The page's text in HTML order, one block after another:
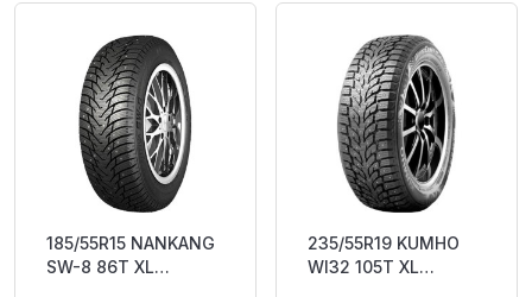
185/55R15 NANKANG
SW-8 86T XL
235/55R19 KUMHO
WI32 105T XL